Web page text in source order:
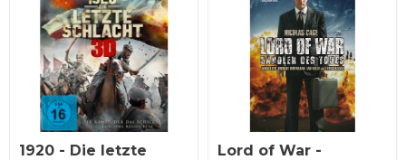
1920 - Die letzte
Lord of War -